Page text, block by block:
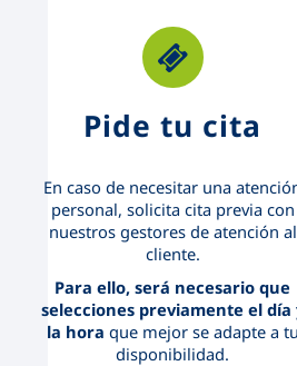
Pide tu cita
En caso de necesitar una
personal, solicita cita previa con
nuestros gestores de atención al
cliente.
Para ello, será necesario que
selecciones previamente el día
la hora que mejor se adapte a
disponibilidad.